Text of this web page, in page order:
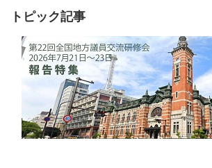
トピック記事